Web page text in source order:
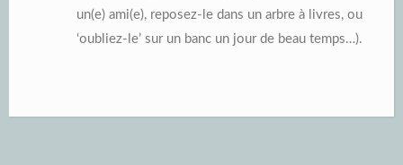
un(e) ami(e), reposez-le dans un arbre à livres, ou
‘oubliez-le’ sur un banc un jour de beau temps…).